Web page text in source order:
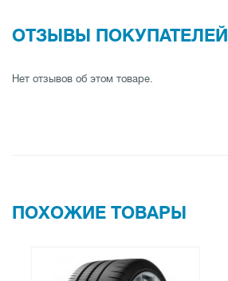
ОТЗЫВЫ ПОКУПАТЕЛЕЙ
Нет отзывов об этом товаре.
ПОХОЖИЕ ТОВАРЫ